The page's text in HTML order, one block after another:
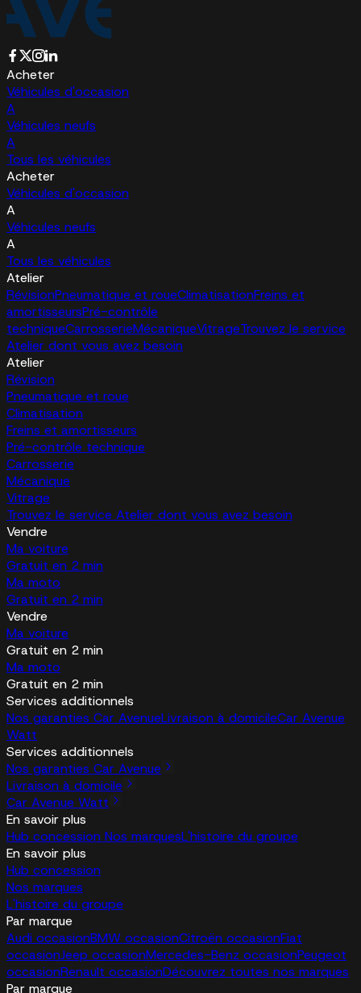
Acheter
Véhicules d'occasion
A
Véhicules neufs
A
Tous les véhicules
Acheter
Véhicules d'occasion
A
Véhicules neufs
A
Tous les véhicules
Atelier
RévisionPneumatique et roueClimatisationFreins et
amortisseursPré-contrôle
techniqueCarrosserieMécaniqueVitrageTrouvez le service
Atelier dont vous avez besoin
Atelier
Révision
Pneumatique et roue
Climatisation
Freins et amortisseurs
Pré-contrôle technique
Carrosserie
Mécanique
Vitrage
Trouvez le service Atelier dont vous avez besoin
Vendre
Ma voiture
Gratuit en 2 min
Ma moto
Gratuit en 2 min
Vendre
Ma voiture
Gratuit en 2 min
Ma moto
Gratuit en 2 min
Services additionnels
Nos garanties Car AvenueLivraison à domicileCar Avenue
Watt
Services additionnels
Nos garanties Car Avenue
Livraison à domicile
Car Avenue Watt
En savoir plus
Hub concession Nos marquesL'histoire du groupe
En savoir plus
Hub concession
Nos marques
L'histoire du groupe
Par marque
Audi occasionBMW occasionCitroën occasionFiat
occasionJeep occasionMercedes-Benz occasionPeugeot
occasionRenault occasionDécouvrez toutes nos marques
Par marque